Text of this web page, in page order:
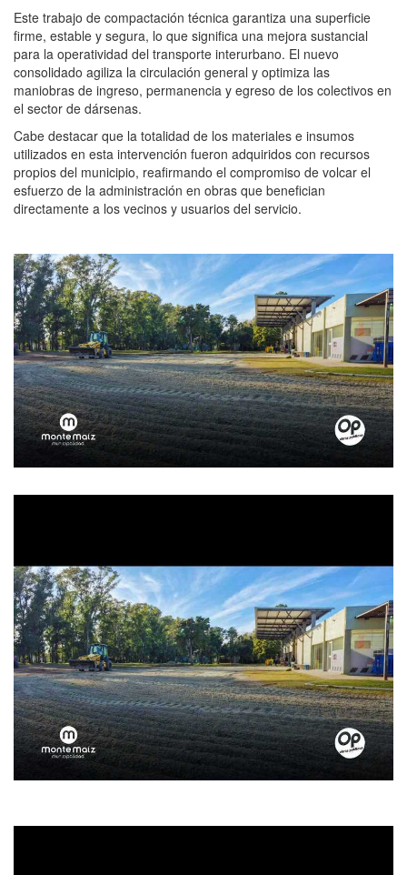
Este trabajo de compactación técnica garantiza una superficie
firme, estable y segura, lo que significa una mejora sustancial
para la operatividad del transporte interurbano. El nuevo
consolidado agiliza la circulación general y optimiza las
maniobras de ingreso, permanencia y egreso de los colectivos en
el sector de dársenas.
Cabe destacar que la totalidad de los materiales e insumos
utilizados en esta intervención fueron adquiridos con recursos
propios del municipio, reafirmando el compromiso de volcar el
esfuerzo de la administración en obras que benefician
directamente a los vecinos y usuarios del servicio.